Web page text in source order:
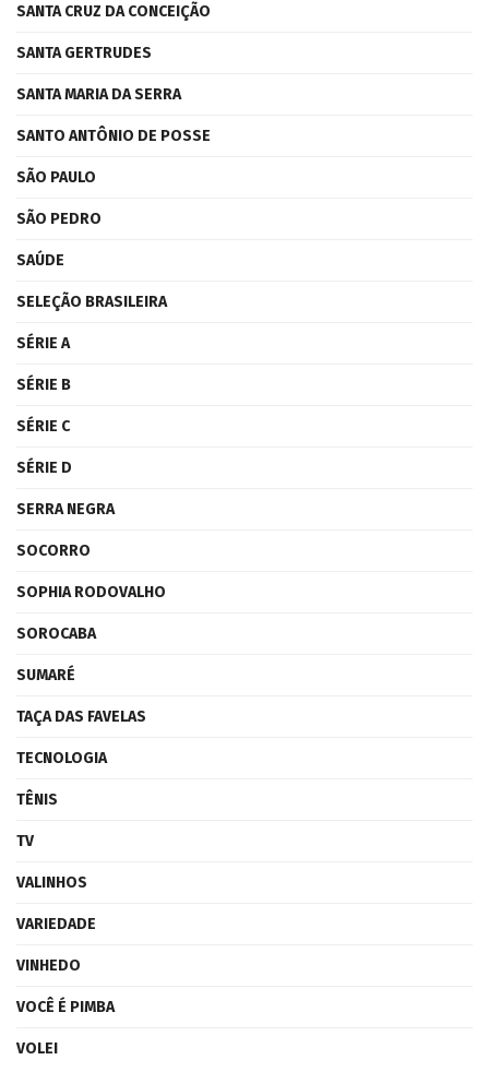
SANTA CRUZ DA CONCEIÇÃO
SANTA GERTRUDES
SANTA MARIA DA SERRA
SANTO ANTÔNIO DE POSSE
SÃO PAULO
SÃO PEDRO
SAÚDE
SELEÇÃO BRASILEIRA
SÉRIE A
SÉRIE B
SÉRIE C
SÉRIE D
SERRA NEGRA
SOCORRO
SOPHIA RODOVALHO
SOROCABA
SUMARÉ
TAÇA DAS FAVELAS
TECNOLOGIA
TÊNIS
TV
VALINHOS
VARIEDADE
VINHEDO
VOCÊ É PIMBA
VOLEI